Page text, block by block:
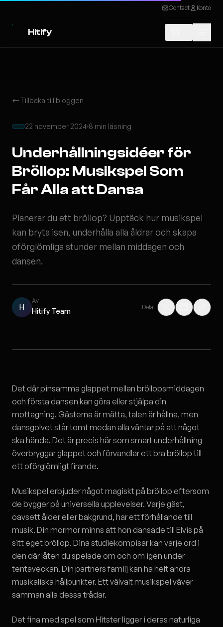
Contact Konto
Hitify
Tillbaka till bloggen
22 november 2024 8 min läsning
Underhållningsidéer för
Bröllop: Musikspel Som
Får Alla att Dansa
Planerar du ett bröllop? Upptäck hur musikspel
kan bryta isen, underhålla alla åldrar och skapa
oförglömliga stunder mellan middagen och
dansen.
H
Av
Hitify Team Dela
Det där pinsamma glappet mellan bröllopsmiddagen
och första dansen kan göra eller stjälpa din
mottagning. Gästerna är mätta, talen är hållna, men
dansgolvet står tomt medan alla väntar på att något
ska hända. Det är precis här som smart underhållning
överbryggar glappet och förvandlar ett bra bröllop till
ett oförglömligt firande.
Musikspel erbjuder något magiskt på bröllop eftersom
de bygger på universella upplevelser. Varje gäst,
oavsett ålder eller bakgrund, har ett förhållande till
musik. Din mormor minns att hon dansade till Elvis på
sitt eget bröllop. Dina studiekompisar kan varje ord i
den där låten du spelade om och om igen under
tentaveckan. Din partners familj kan ha helt andra
musikaliska hållpunkter. Ett välvalt musikspel väver
samman alla dessa trådar.
Det fina med spel som Hitster ligger i deras naturliga